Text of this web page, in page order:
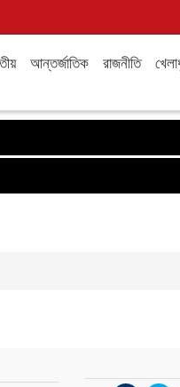
আন্তর্জাতিক রাজনীতি